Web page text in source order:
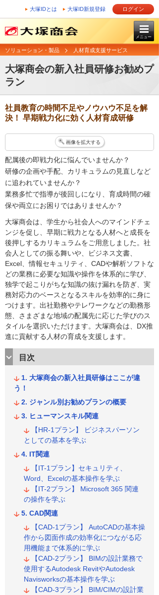
大塚IDとは 大塚ID新規登録 ログイン
メニュー
ソリューション・製品 人材育成支援サービス
大塚商会の新入社員研修お勧めプ
ラン
社員教育の時間不足やノウハウ不足を解
決！ 早期戦力化に効く人材育成研修
画像を拡大する
配属後の即戦力化に悩んでいませんか？
研修の企画や手配、カリキュラムの見直しなど
に追われていませんか？
業務多忙で指導が後回しになり、育成時間の確
保や両立にお困りではありませんか？
大塚商会は、学生から社会人へのマインドチェ
ンジを促し、早期に戦力となる人材へと成長を
後押しするカリキュラムをご用意しました。社
会人としての振る舞いや、ビジネス文書、
Excel、情報セキュリティ、CADや解析ソフトな
どの業務に必要な知識や操作を体系的に学び、
独学で起こりがちな知識の抜け漏れを防ぎ、実
務対応力のベースとなるスキルを効率的に身に
つけます。出社勤務やテレワークなどの勤務形
態、さまざまな地域の配属先に応じた学びのス
タイルを選択いただけます。大塚商会は、DX推
進に貢献する人材の育成を支援します。
目次
大塚商会の新入社員研修はここが違
う！
ジャンル別お勧めプランの概要
ヒューマンスキル関連
【HR-1プラン】 ビジネスパーソン
としての基本を学ぶ
IT関連
【IT-1プラン】セキュリティ、
Word、Excelの基本操作を学ぶ
【IT-2プラン】 Microsoft 365 関連
の操作を学ぶ
CAD関連
【CAD-1プラン】 AutoCADの基本操
作から図面作成の効率化につながる応
用機能まで体系的に学ぶ
【CAD-2プラン】 BIMの設計業務で
使用するAutodesk RevitやAutodesk
Navisworksの基本操作を学ぶ
【CAD-3プラン】 BIM/CIMの設計業